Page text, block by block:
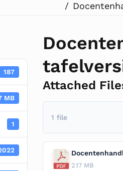
187
MB
1
Attached
1 file
2.17 MB